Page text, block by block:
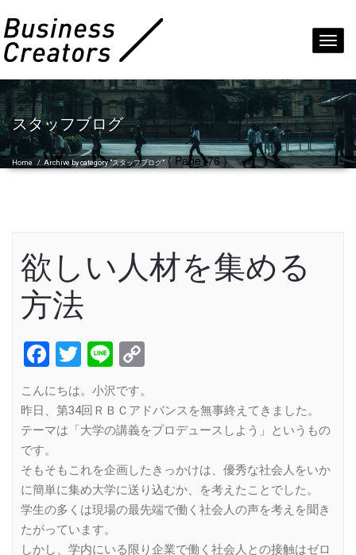
スタッフブログ
Home /Archive by category "スタッフブログ"( Page176 )
欲しい人材を集める
方法
Facebook
Twitter
Line
こんにちは。小沢です。
昨日、第34回ＲＢＣアドバンスを無事終えてきました。
テーマは「大学の講義をプロデュースしよう」というもの
です。
そもそもこれを企画したきっかけは、優秀な社会人をいか
に簡単に集め大学に送り込むか、を考えたことでした。
学生の多くは現場の最先端で働く社会人の声を考えを聞き
たがっています。
しかし、学内にいる限り企業で働く社会人との接触はゼロ